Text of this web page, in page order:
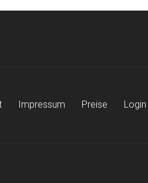
Impressum Preise Login